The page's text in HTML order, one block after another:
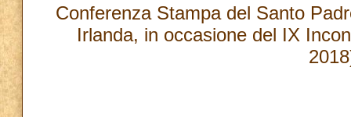
Conferenza Stampa del Santo
Irlanda, in occasione del IX